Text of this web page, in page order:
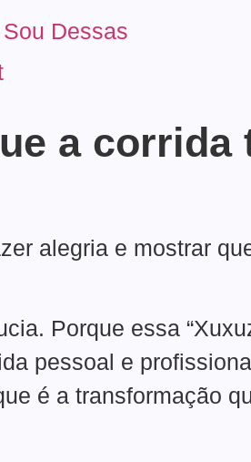
a corrida
alegria e mostrar
Porque essa
pessoal e
é a transformação